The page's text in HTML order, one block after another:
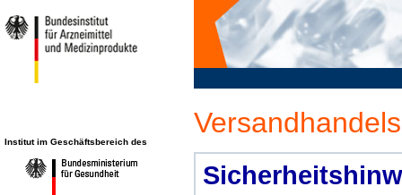
Institut im Geschäftsbereich des